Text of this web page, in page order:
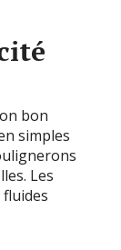
bon
simples
Les